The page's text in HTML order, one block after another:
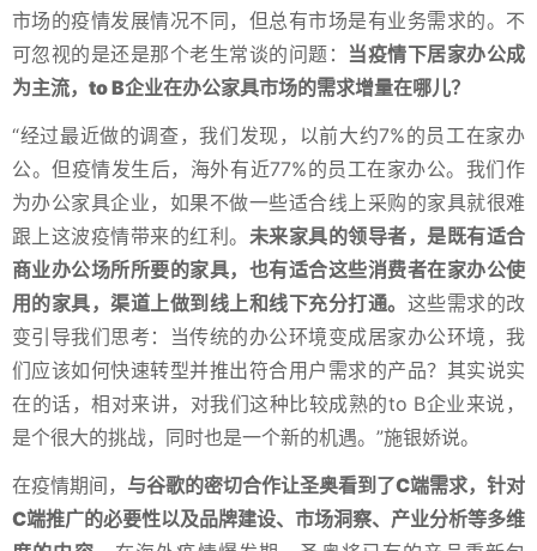
市场的疫情发展情况不同，但总有市场是有业务需求的。不
可忽视的是还是那个老生常谈的问题： 当疫情下居家办公成
为主流，to B企业在办公家具市场的需求增量在哪儿？
“经过最近做的调查，我们发现，以前大约7%的员工在家办
公。但疫情发生后，海外有近77%的员工在家办公。我们作
为办公家具企业，如果不做一些适合线上采购的家具就很难
跟上这波疫情带来的红利。 未来家具的领导者，是既有适合
商业办公场所所要的家具，也有适合这些消费者在家办公使
用的家具，渠道上做到线上和线下充分打通。 这些需求的改
变引导我们思考：当传统的办公环境变成居家办公环境，我
们应该如何快速转型并推出符合用户需求的产品？其实说实
在的话，相对来讲，对我们这种比较成熟的to B企业来说，
是个很大的挑战，同时也是一个新的机遇。”施银娇说。
在疫情期间， 与谷歌的密切合作让圣奥看到了C端需求，针对
C端推广的必要性以及品牌建设、市场洞察、产业分析等多维